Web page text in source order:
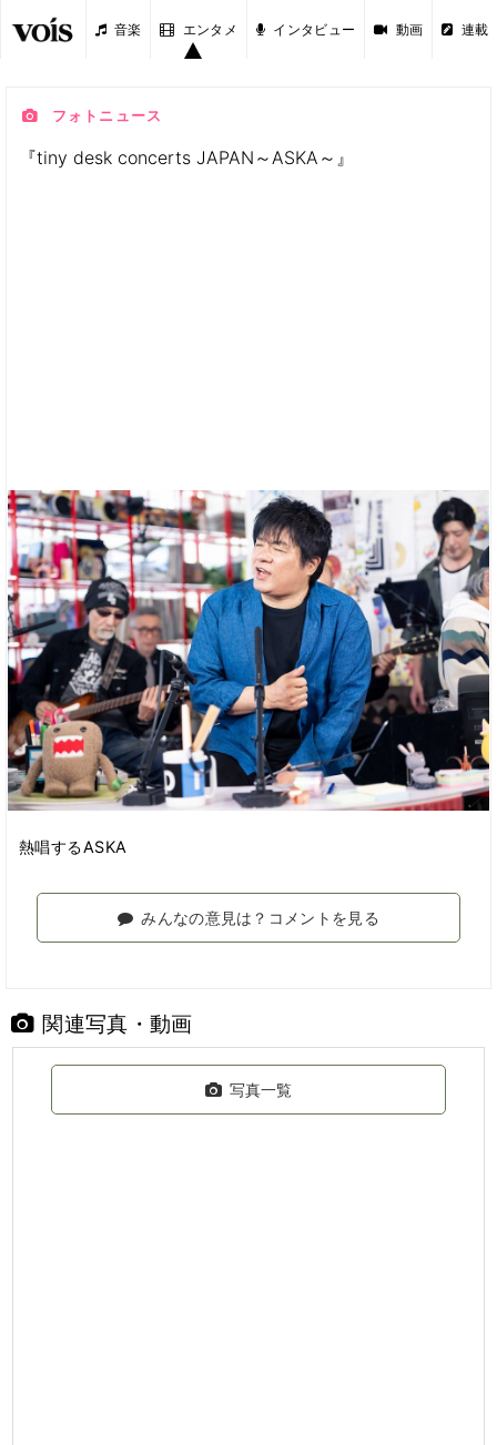
音楽 エンタメ インタビュー 動画 連載
フォトニュース
『tiny desk concerts JAPAN～ASKA～』
熱唱するASKA
みんなの意見は？コメントを見る
関連写真・動画
写真一覧